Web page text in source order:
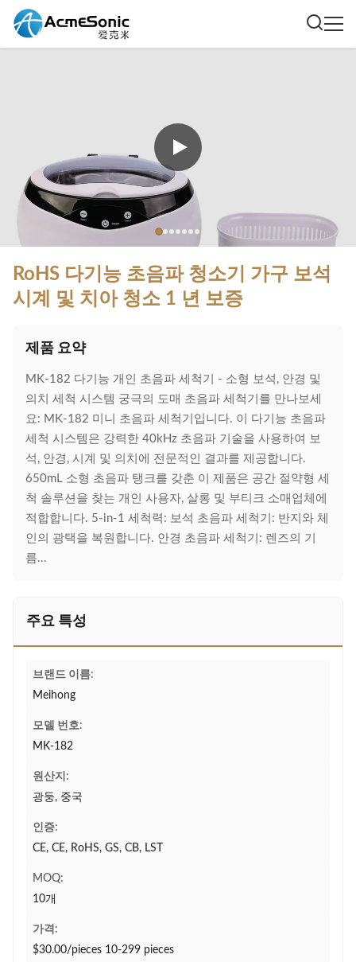
RoHS 다기능 초음파 청소기 가구 보석
시계 및 치아 청소 1 년 보증
제품 요약
MK-182 다기능 개인 초음파 세척기 - 소형 보석, 안경 및
의치 세척 시스템 궁극의 도매 초음파 세척기를 만나보세
요: MK-182 미니 초음파 세척기입니다. 이 다기능 초음파
세척 시스템은 강력한 40kHz 초음파 기술을 사용하여 보
석, 안경, 시계 및 의치에 전문적인 결과를 제공합니다.
650mL 소형 초음파 탱크를 갖춘 이 제품은 공간 절약형 세
척 솔루션을 찾는 개인 사용자, 살롱 및 부티크 소매업체에
적합합니다. 5-in-1 세척력: 보석 초음파 세척기: 반지와 체
인의 광택을 복원합니다. 안경 초음파 세척기: 렌즈의 기
름...
주요 특성
브랜드 이름:
Meihong
모델 번호:
MK-182
원산지:
광둥, 중국
인증:
CE, CE, RoHS, GS, CB, LST
MOQ:
10개
가격:
$30.00/pieces 10-299 pieces